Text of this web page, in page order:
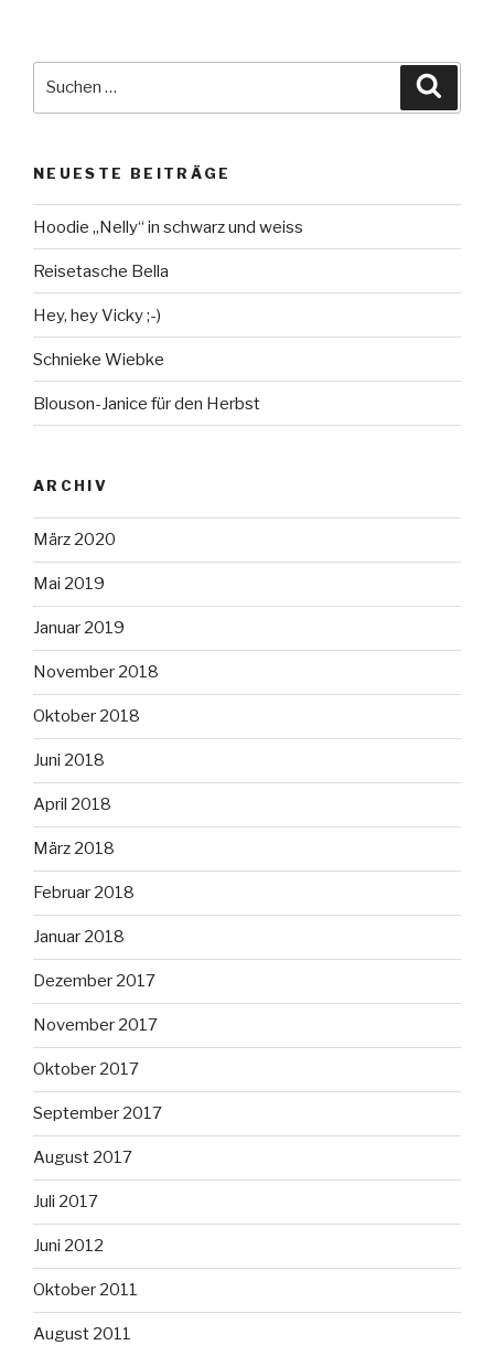
NEUESTE BEITRÄGE
Hoodie „Nelly“ in schwarz und weiss
Reisetasche Bella
Hey, hey Vicky ;-)
Schnieke Wiebke
Blouson-Janice für den Herbst
ARCHIV
März 2020
Mai 2019
Januar 2019
November 2018
Oktober 2018
Juni 2018
April 2018
März 2018
Februar 2018
Januar 2018
Dezember 2017
November 2017
Oktober 2017
September 2017
August 2017
Juli 2017
Juni 2012
Oktober 2011
August 2011